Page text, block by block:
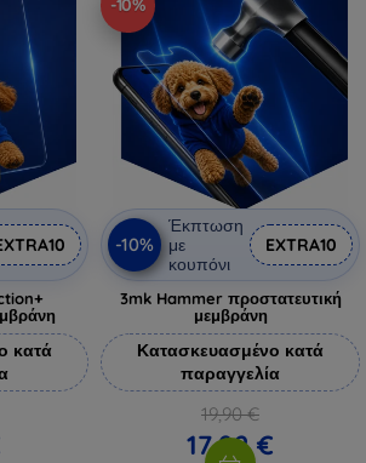
κατά
-10%
-10%
Έκπτωση
με
κουπόνι
EXTRA10
3mk Hammer προστατευτική
μεμβράνη
Κατασκευασμένο κατά
παραγγελία
19,90 €
17,92 €